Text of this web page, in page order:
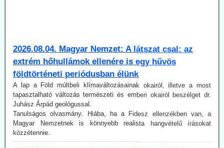
földtörténeti periódusban élünk
A lap a Föld múltbeli klímaváltozásainak okairól, illetve a most
tapasztalható változás természeti és emberi okairól beszélget dr.
Juhász Árpád geológussal.
Tanulságos olvasmány. Hiába, ha a Fidesz ellenzékben van, a
Magyar Nemzetnek is könnyebb realista hangvételű írásokat
közzétennie.
2026.07.30. Uncut-News: Az adatok cáfolják az
erdőtüzekkel kapcsolatos legutóbbi pánikkeltést